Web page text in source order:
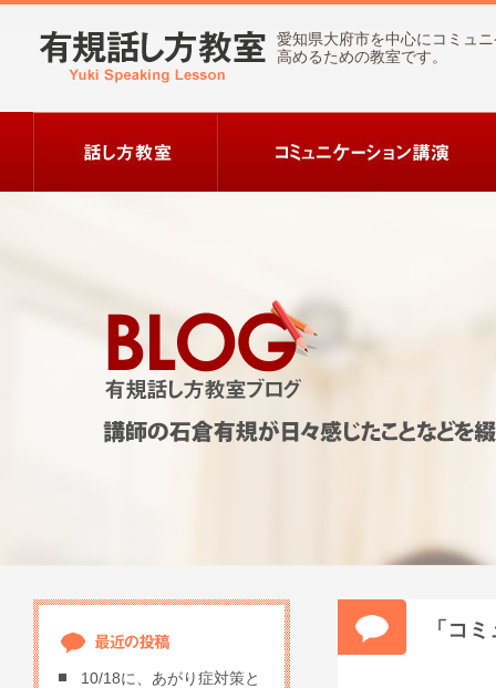
愛知県大府市を中心にコミュ
高めるための教室です。
「コ
10/18に、あがり症対策と